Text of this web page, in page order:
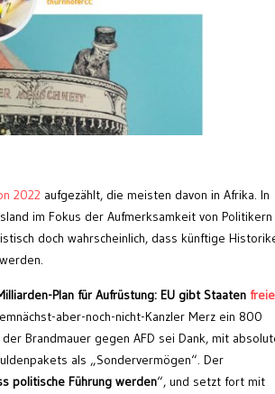
2022 aufgezählt, die meisten davon in Afrika. In
im Fokus der Aufmerksamkeit von Politikern
doch wahrscheinlich, dass künftige
Plan für Aufrüstung: EU gibt Staaten
aber-noch-nicht-Kanzler Merz ein 800
Brandmauer gegen AFD sei Dank, mit
als „Sondervermögen“. Der
politische Führung werden“, und setzt fort mit